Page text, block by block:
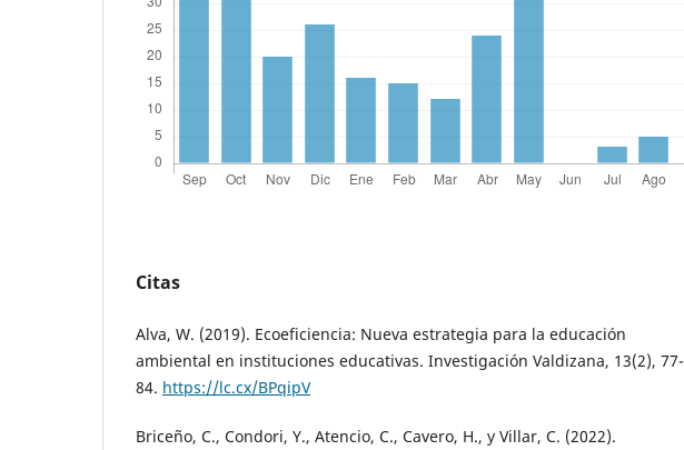
Citas
Alva, W. (2019). Ecoeficiencia: Nueva estrategia para la educación
ambiental en instituciones educativas. Investigación Valdizana, 13(2), 77-
84. https://lc.cx/BPqipV
Briceño, C., Condori, Y., Atencio, C., Cavero, H., y Villar, C. (2022).